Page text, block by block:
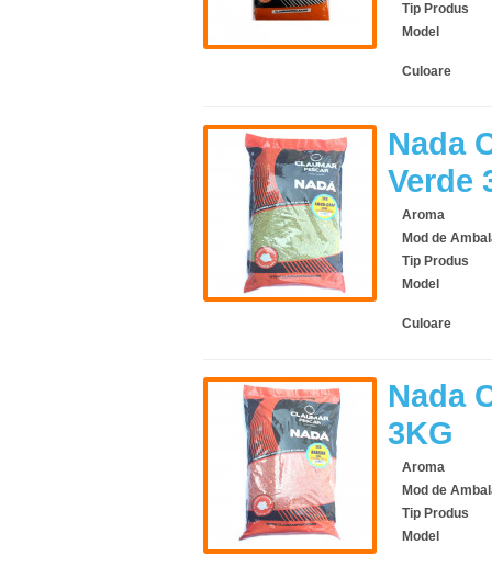
Tip Produs
Model
Culoare
Nada
Verde
Aroma
Mod de
Tip Produs
Model
Culoare
Nada
3KG
Aroma
Mod de
Tip Produs
Model